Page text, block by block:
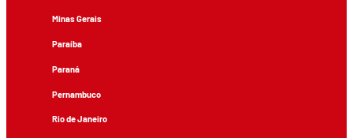
Minas Gerais
Paraíba
Paraná
Pernambuco
Rio de Janeiro